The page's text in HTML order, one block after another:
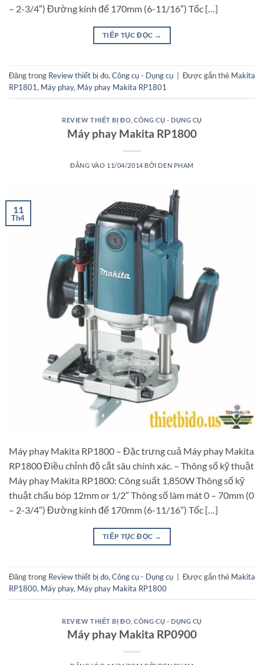
– 2-3/4″) Đường kính đế 170mm (6-11/16″) Tốc […]
TIẾP TỤC ĐỌC →
Đăng trong Review thiết bị đo,Công cụ - Dụng cụ Được gắn thẻ Makita
RP1801, Máy phay, Máy phay Makita RP1801
REVIEW THIẾT BỊ ĐO ,CÔNG CỤ - DỤNG CỤ
Máy phay Makita RP1800
ĐĂNG VÀO 11/04/2014 BỞI DEN PHAM
11
Th4
Máy phay Makita RP1800 – Đặc trưng cuả Máy phay Makita
RP1800 Điều chỉnh độ cắt sâu chính xác. – Thông số kỹ thuật
Máy phay Makita RP1800: Công suất 1,850W Thông số kỹ
thuật chấu bóp 12mm or 1/2″ Thông số làm mát 0 – 70mm (0
– 2-3/4″) Đường kính đế 170mm (6-11/16″) Tốc […]
TIẾP TỤC ĐỌC →
Đăng trong Review thiết bị đo, Công cụ - Dụng cụ Được gắn thẻ Makita
RP1800, Máy phay, Máy phay Makita RP1800
REVIEW THIẾT BỊ ĐO ,CÔNG CỤ - DỤNG CỤ
Máy phay Makita RP0900